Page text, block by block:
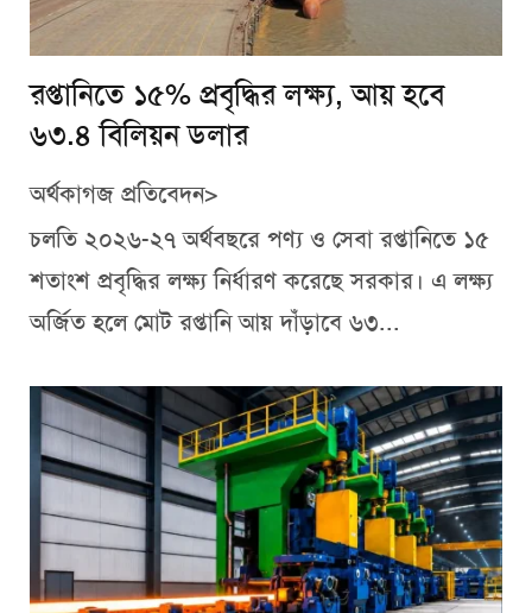
রপ্তানিতে ১৫% প্রবৃদ্ধির লক্ষ্য, আয় হবে
৬৩.৪ বিলিয়ন ডলার
অর্থকাগজ প্রতিবেদন>
চলতি ২০২৬-২৭ অর্থবছরে পণ্য ও সেবা রপ্তানিতে ১৫
শতাংশ প্রবৃদ্ধির লক্ষ্য নির্ধারণ করেছে সরকার। এ লক্ষ্য
অর্জিত হলে মোট রপ্তানি আয় দাঁড়াবে ৬৩...